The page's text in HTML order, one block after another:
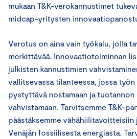
mukaan T&K-verokannustimet
midcap-yritysten
Verotus on aina vain työkalu, jolla
merkittävää. Innovaatiotoiminnan
julkisten kannustimien
vallitsevassa tilanteessa, jossa
pystyttävä nostamaan ja
vahvistamaan. Tarvitsemme T&K-
päästäksemme vähähiilitavoitteisiin
Venäjän fossiilisesta energiasta.